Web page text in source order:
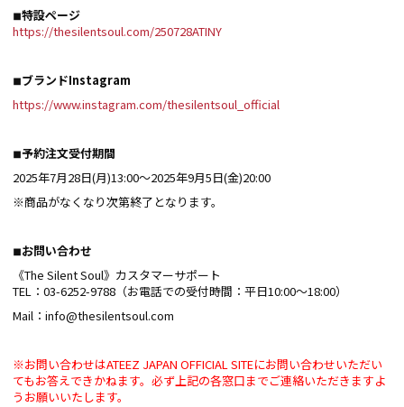
◾︎特設ページ
https://thesilentsoul.com/250728ATINY
◾︎ブランドInstagram
https://www.instagram.com/thesilentsoul_official
◾︎予約注文受付期間
2025年7月28日(月)13:00～2025年9月5日(金)20:00
※商品がなくなり次第終了となります。
◾︎お問い合わせ
《The Silent Soul》カスタマーサポート
TEL：03-6252-9788（お電話での受付時間：平日10:00～18:00）
Mail：info@thesilentsoul.com
※お問い合わせはATEEZ JAPAN OFFICIAL SITEにお問い合わせいただい
てもお答えできかねます。必ず上記の各窓口までご連絡いただきますよ
うお願いいたします。